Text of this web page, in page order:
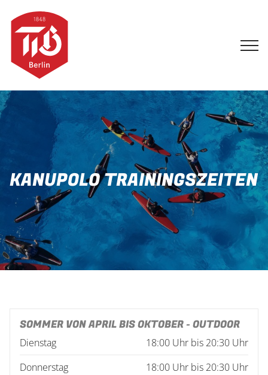
KANUPOLO TRAININGSZEITEN
SOMMER VON APRIL BIS OKTOBER - OUTDOOR
Dienstag
18:00 Uhr bis 20:30 Uhr
Donnerstag
18:00 Uhr bis 20:30 Uhr